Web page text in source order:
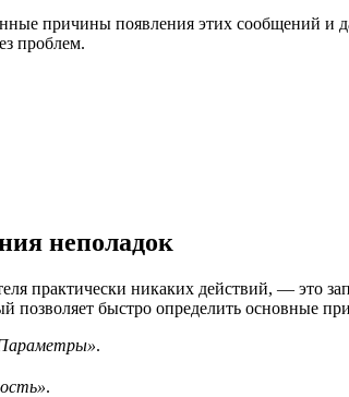
причины появления этих сообщений
проблем.
неполадок
практически никаких действий, — это
позволяет быстро определить основные
.
.